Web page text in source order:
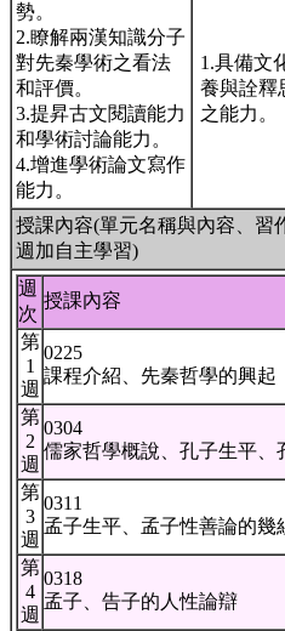
勢。
2.瞭解兩漢知識分子
對先秦學術之看法
和評價。
3.提昇古文閱讀能力
和學術討論能力。
4.增進學術論文寫作
能力。
1.具備文
養與詮釋
之能力。
授課內容(單元名稱與內容、習
週加自主學習)
週
次
授課內容
第
1
週
0225
課程介紹、先秦哲學的興起
第
2
週
0304
儒家哲學概說、孔子生平、
第
3
週
0311
孟子生平、孟子性善論的幾
第
4
週
0318
孟子、告子的人性論辯